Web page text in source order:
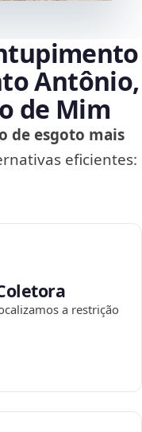
Antônio,
de Mim
de esgoto mais
eficientes:
a restrição